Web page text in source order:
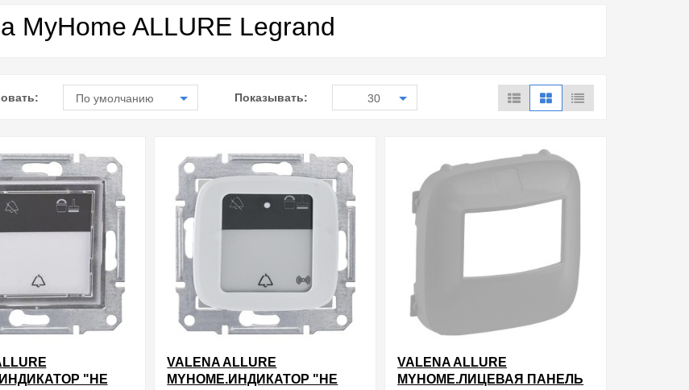
MyHome ALLURE Legrand
По умолчанию Показывать: 30
"НЕ
VALENA ALLURE
MYHOME.ИНДИКАТОР "НЕ
VALENA ALLURE
MYHOME.ЛИЦЕВАЯ ПАНЕЛЬ